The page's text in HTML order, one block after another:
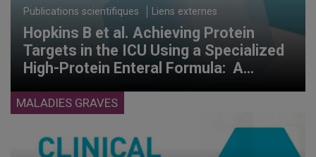
Publications scientifiques Liens externes
Hopkins B et al. Achieving Protein
Targets in the ICU Using a Specialized
High-Protein Enteral Formula: A
Pract 2020; 35(2): 289-298.
MALADIES GRAVES